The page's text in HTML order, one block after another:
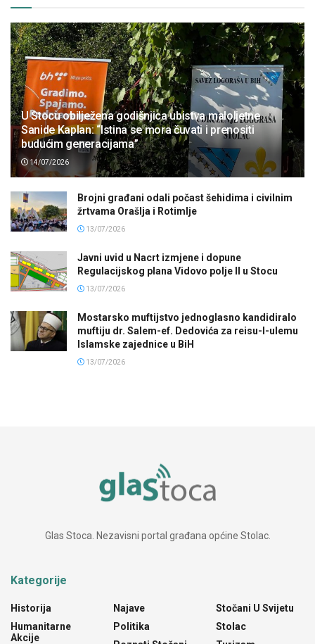
U Stocu obilježena godišnjica ubistva maloljetne
Sanide Kaplan: “Istina se mora čuvati i prenositi
budućim generacijama”
14/07/2026
Brojni građani odali počast šehidima i civilnim
žrtvama Orašlja i Rotimlje
13/07/2026
Javni uvid u Nacrt izmjene i dopune
Regulacijskog plana Vidovo polje II u Stocu
13/07/2026
Mostarsko muftijstvo jednoglasno kandidiralo
muftiju dr. Salem-ef. Dedovića za reisu-l-ulemu
Islamske zajednice u BiH
13/07/2026
Glas Stoca. Nezavisni portal građana općine Stolac.
Kategorije
Historija
Humanitarne
Akcije
Najave
Politika
Stočani U Svijetu
Stolac